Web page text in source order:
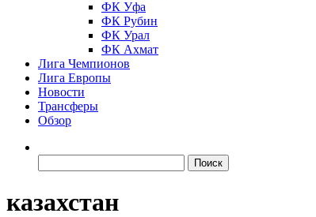
ФК Уфа
ФК Рубин
ФК Урал
ФК Ахмат
Лига Чемпионов
Лига Европы
Новости
Трансферы
Обзор
казахстан